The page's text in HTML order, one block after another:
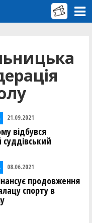
21.09.2021
відбувся
08.06.2021
продовження
спорту в